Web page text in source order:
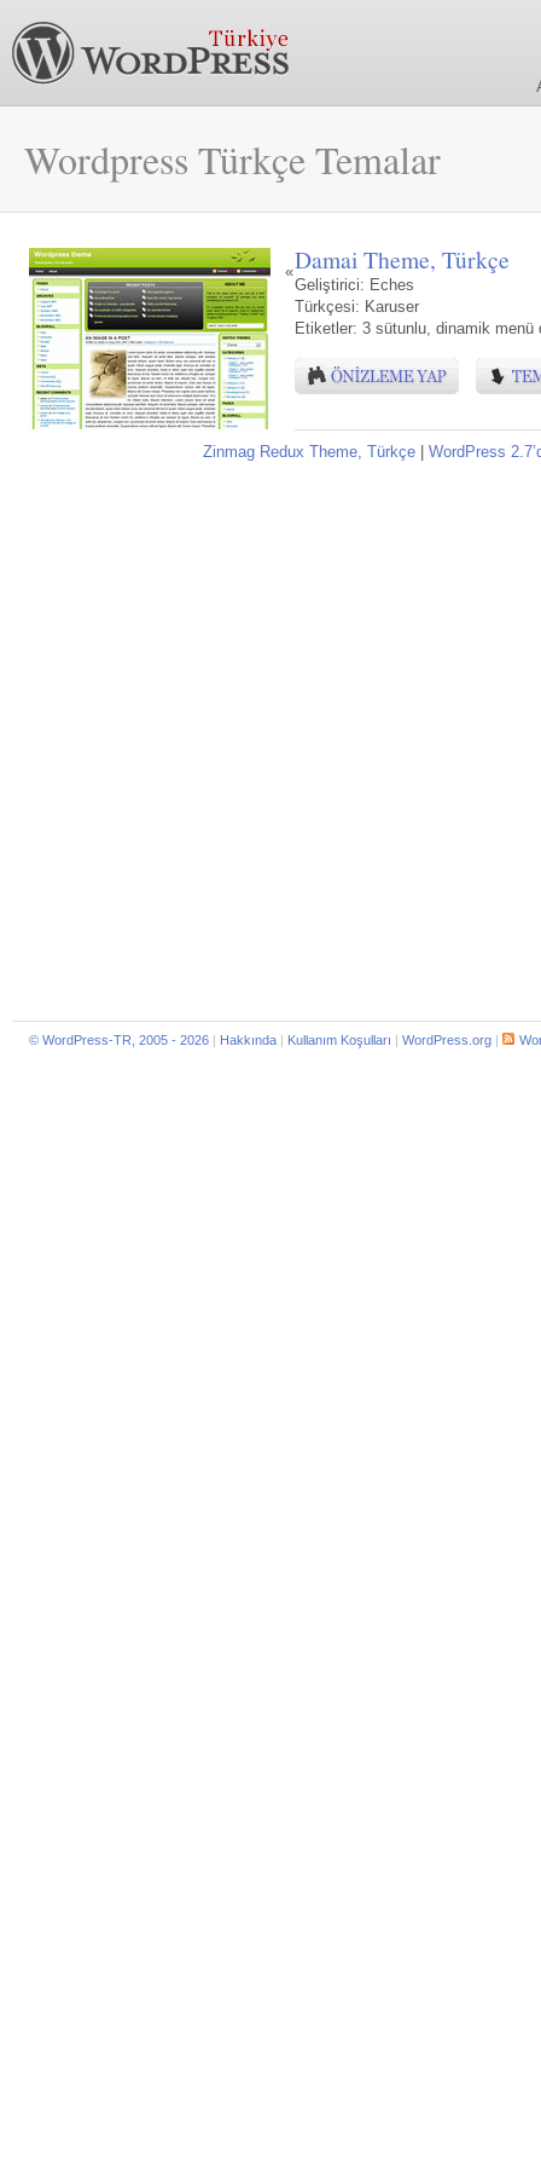
Wordpress Türkçe Temalar
Damai Theme, Türkçe
Geliştirici: Eches
Türkçesi: Karuser
Etiketler: 3 sütunlu, dinamik menü
«
Zinmag Redux Theme, Türkçe| WordPress
© WordPress-TR, 2005 - 2026 | Hakkında | Kullanım Koşulları | WordPress.org |